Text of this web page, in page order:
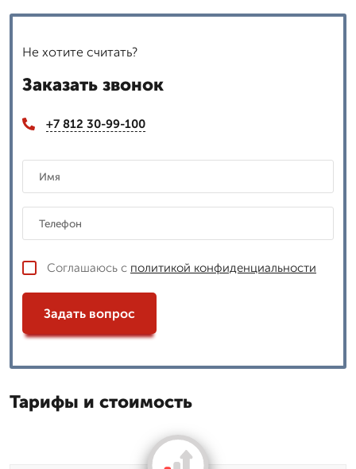
Не хотите считать?
Заказать звонок
+7 812 30-99-100
Соглашаюсь с политикой конфиденциальности
Задать вопрос
Тарифы и стоимость